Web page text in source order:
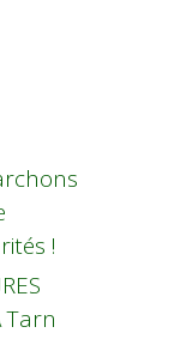
!
Tarn